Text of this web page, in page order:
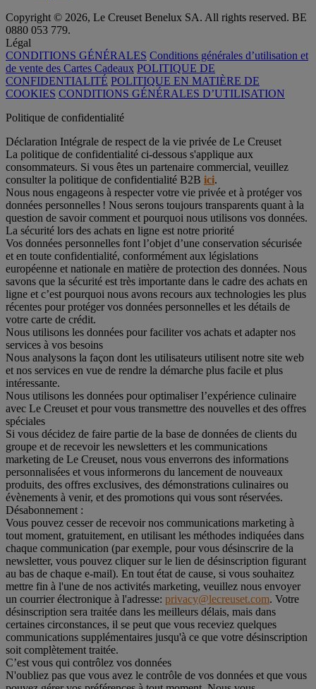
Copyright © 2026, Le Creuset Benelux SA. All rights reserved. BE
0880 053 779.
Légal
CONDITIONS GÉNÉRALES Conditions générales d’utilisation et
de vente des Cartes Cadeaux POLITIQUE DE
CONFIDENTIALITÉ POLITIQUE EN MATIÈRE DE
COOKIES CONDITIONS GÉNÉRALES D’UTILISATION
Politique de confidentialité
Déclaration Intégrale de respect de la vie privée de Le Creuset
La politique de confidentialité ci-dessous s'applique aux
consommateurs. Si vous êtes un partenaire commercial, veuillez
consulter la politique de confidentialité B2B ici.
Nous nous engageons à respecter votre vie privée et à protéger vos
données personnelles ! Nous serons toujours transparents quant à la
question de savoir comment et pourquoi nous utilisons vos données.
La sécurité lors des achats en ligne est notre priorité
Vos données personnelles font l’objet d’une conservation sécurisée
et en toute confidentialité, conformément aux législations
européenne et nationale en matière de protection des données. Nous
savons que la sécurité est très importante dans le cadre des achats en
ligne et c’est pourquoi nous avons recours aux technologies les plus
récentes pour protéger vos données personnelles et les détails de
votre carte de crédit.
Nous utilisons les données pour faciliter vos achats et adapter nos
services à vos besoins
Nous analysons la façon dont les utilisateurs utilisent notre site web
et nos services en vue de rendre la démarche plus facile et plus
intéressante.
Nous utilisons les données pour optimaliser l’expérience culinaire
avec Le Creuset et pour vous transmettre des nouvelles et des offres
spéciales
Si vous décidez de faire partie de la base de données de clients du
groupe et de recevoir les newsletters et les communications
marketing de Le Creuset, nous vous enverrons des informations
personnalisées et vous informerons du lancement de nouveaux
produits, des offres exclusives, des démonstrations culinaires ou
évènements à venir, et des promotions qui vous sont réservées.
Désabonnement :
Vous pouvez cesser de recevoir nos communications marketing à
tout moment, gratuitement, en utilisant les méthodes indiquées dans
chaque communication (par exemple, pour vous désinscrire de la
newsletter, vous pouvez cliquer sur le lien de désinscription figurant
au bas de chaque e-mail). En tout état de cause, si vous souhaitez
mettre fin à l'une de nos activités marketing, veuillez nous envoyer
un courrier électronique à l'adresse: privacy@lecreuset.com. Votre
désinscription sera traitée dans les meilleurs délais, mais dans
certaines circonstances, il se peut que vous receviez quelques
communications supplémentaires jusqu'à ce que votre désinscription
soit complètement traitée.
C’est vous qui contrôlez vos données
N'oubliez pas que vous avez le contrôle de vos données et que vous